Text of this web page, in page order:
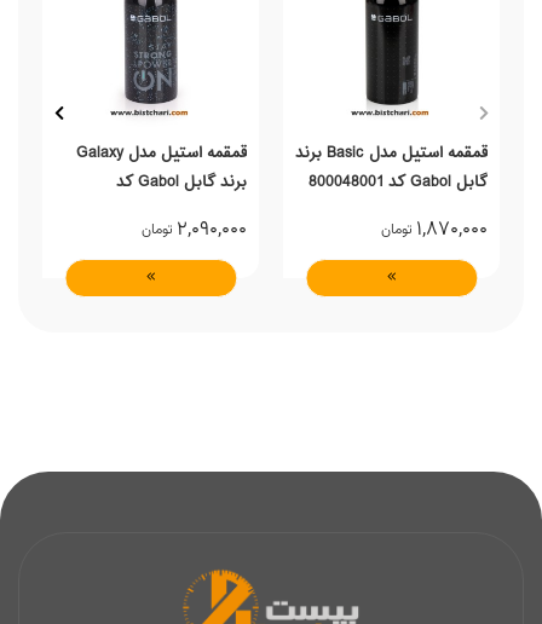
قمقمه استیل مدل Basic برند
گابل Gabol کد 800048001
1,870,000 تومان
قمقمه استیل مدل Galaxy
برند گابل Gabol کد
2,090,000 تومان